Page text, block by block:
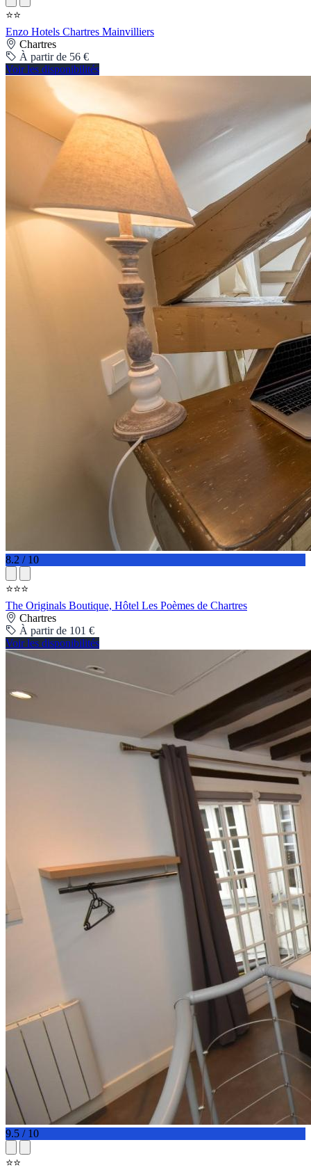
⭐⭐
Enzo Hotels Chartres Mainvilliers
Chartres
À partir de 56 €
Voir les disponibilités
8.2 / 10
⭐⭐⭐
The Originals Boutique, Hôtel Les Poèmes de Chartres
Chartres
À partir de 101 €
Voir les disponibilités
9.5 / 10
⭐⭐